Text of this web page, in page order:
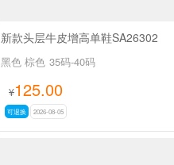
新款头层牛皮增高单鞋SA26302
黑色 棕色 35码-40码
¥125.00
可退换 2026-08-05